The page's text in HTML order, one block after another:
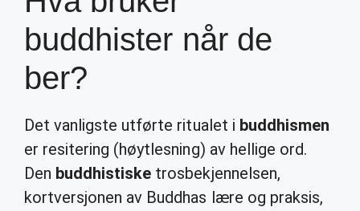
buddhister når de
ber?
Det vanligste utførte ritualet i buddhismen
er resitering (høytlesning) av hellige ord.
Den buddhistiske trosbekjennelsen,
kortversjonen av Buddhas lære og praksis,